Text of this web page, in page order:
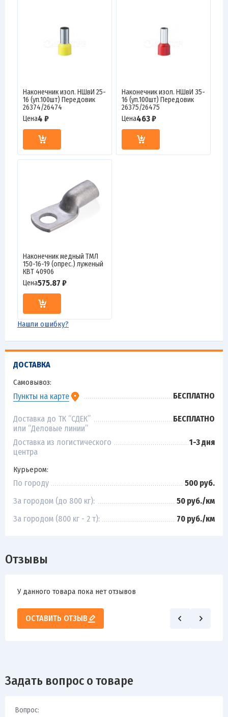
ДОСТАВКА
Самовывоз:
Пункты на карте БЕСПЛАТНО
Доставка до ТК “СДЕК”
или “Деловые линии”
БЕСПЛАТНО
Доставка из логистического
центра
1-3 дня
Курьером:
По городу
500 руб.
За городом (до 800 кг):
50 руб./км
За городом (800 кг - 2 т):
70 руб./км
Наконечник изол. НШвИ 25-
16 (уп.100шт) Передовик
26374/26474
Цена4 ₽
Наконечник изол. НШвИ 35-
16 (уп.100шт) Передовик
26375/26475
Цена463 ₽
Наконечник медный ТМЛ
150-16-19 (опрес.) луженый
КВТ 40906
Цена575.87 ₽
Нашли ошибку?
Отзывы
У данного товара пока нет отзывов
ОСТАВИТЬ ОТЗЫВ
Задать вопрос о товаре
Вопрос: